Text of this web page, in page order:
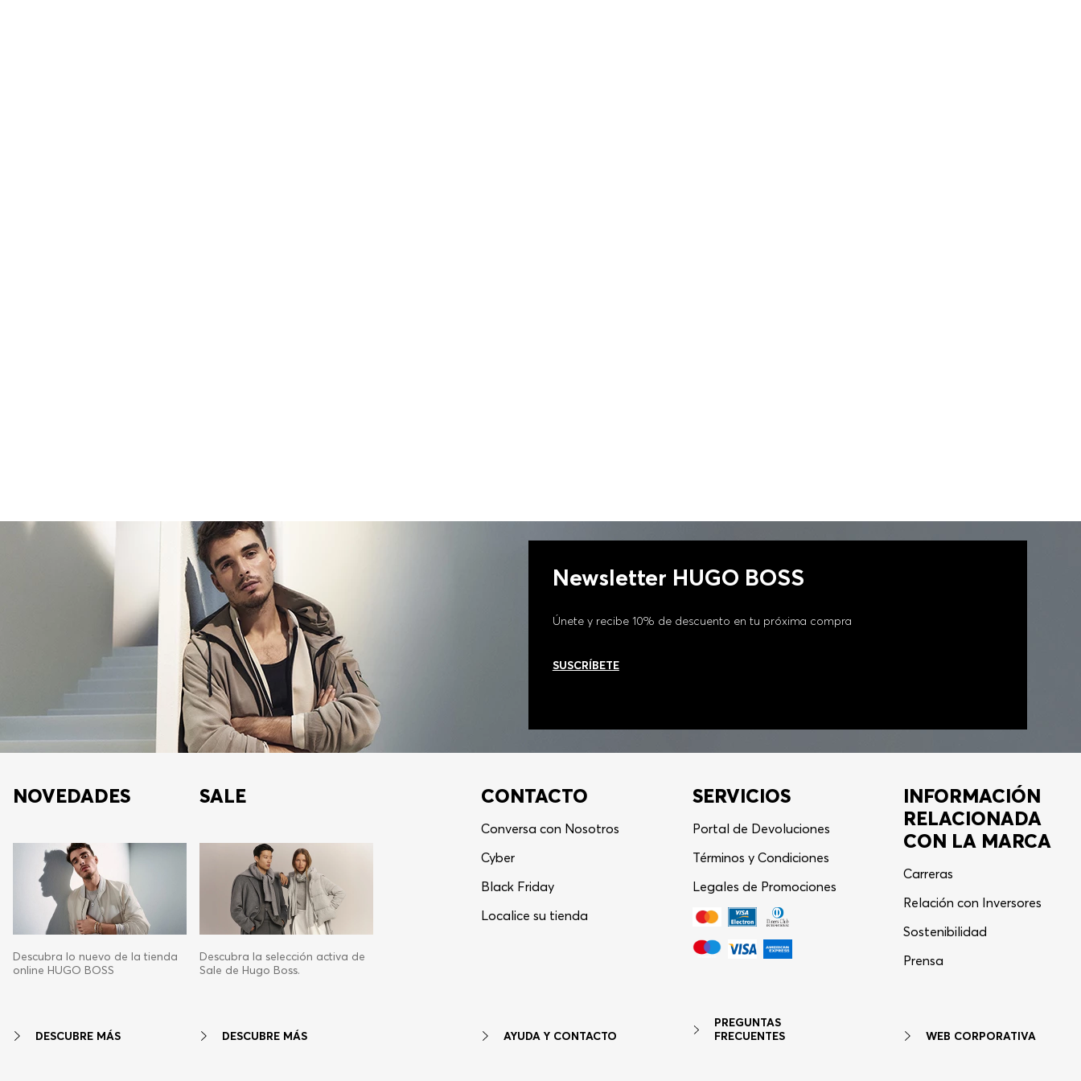
Newsletter HUGO BOSS
Únete y recibe 10% de descuento en tu próxima compra
SUSCRÍBETE
NOVEDADES
Descubra lo nuevo de la tienda
online HUGO BOSS
DESCUBRE MÁS
SALE
Descubra la selección activa de
Sale de Hugo Boss.
DESCUBRE MÁS
CONTACTO
Conversa con Nosotros
Cyber
Black Friday
Localice su tienda
AYUDA Y CONTACTO
SERVICIOS
Portal de Devoluciones
Términos y Condiciones
Legales de Promociones
PREGUNTAS
FRECUENTES
INFORMACIÓN
RELACIONADA
CON LA MARCA
Carreras
Relación con Inversores
Sostenibilidad
Prensa
WEB CORPORATIVA